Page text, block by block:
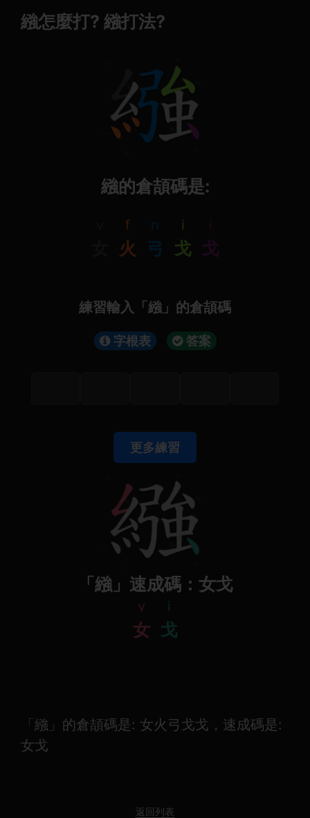
繈怎麼打? 繈打法?
繈的倉頡碼是:
f
火
n
弓
i
戈
i
戈
練習輸入「繈」的倉頡碼
字根表 答案
更多練習
「繈」速成碼：女戈
v
女
i
戈
「繈」的倉頡碼是: 女火弓戈戈，速成碼是:
女戈
返回列表